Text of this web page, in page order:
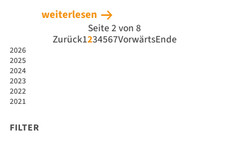
FILTER
2026
2025
2024
2023
2022
2021
weiterlesen
Seite 2 von 8
Zurück1234567VorwärtsEnde